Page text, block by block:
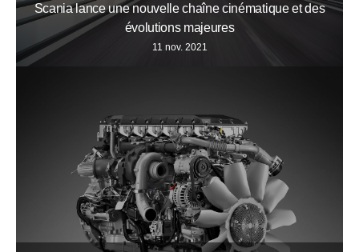
Scania lance une nouvelle chaîne cinématique et des
évolutions majeures
11 nov. 2021